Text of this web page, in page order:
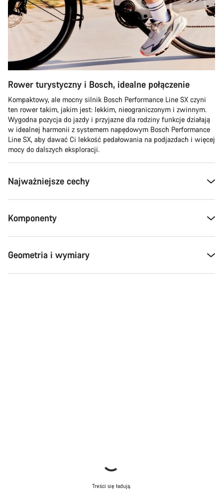
Rower turystyczny i Bosch, idealne połączenie
Kompaktowy, ale mocny silnik Bosch Performance Line SX czyni
ten rower takim, jakim jest: lekkim, nieograniczonym i zwinnym.
Wygodna pozycja do jazdy i przyjazne dla rodziny funkcje działają
w idealnej harmonii z systemem napędowym Bosch Performance
Line SX, aby dawać Ci lekkość pedałowania na podjazdach i więcej
mocy do dalszych eksploracji.
Najważniejsze cechy
Komponenty
Geometria i wymiary
Treści się ładują.